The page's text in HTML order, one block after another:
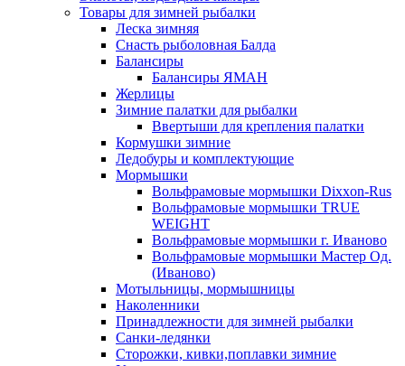
Товары для зимней рыбалки
Леска зимняя
Снасть рыболовная Балда
Балансиры
Балансиры ЯМАН
Жерлицы
Зимние палатки для рыбалки
Ввертыши для крепления палатки
Кормушки зимние
Ледобуры и комплектующие
Мормышки
Вольфрамовые мормышки Dixxon-Rus
Вольфрамовые мормышки TRUE
WEIGHT
Вольфрамовые мормышки г. Иваново
Вольфрамовые мормышки Мастер Од.
(Иваново)
Мотыльницы, мормышницы
Наколенники
Принадлежности для зимней рыбалки
Санки-ледянки
Сторожки, кивки,поплавки зимние